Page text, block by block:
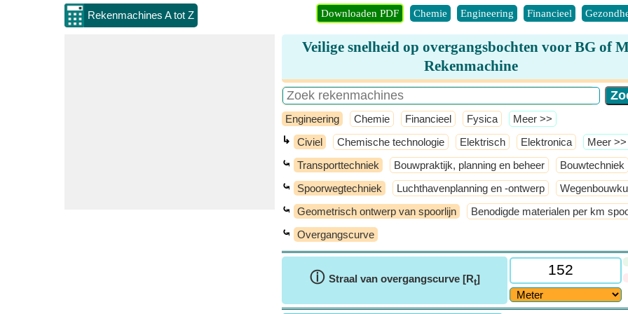
Rekenmachines A tot Z Downloaden PDF Chemie Engineering Financieel
Veilige snelheid op overgangsbochten voor BG of
Rekenmachine
Engineering Chemie Financieel Fysica ​Meer >>
↳ Civiel Chemische technologie Elektrisch Elektronica ​Meer >>
⤿ Transporttechniek Bouwpraktijk, planning en beheer Bouwtechniek
⤿ Spoorwegtechniek Luchthavenplanning en -ontwerp
⤿ Geometrisch ontwerp van spoorlijn Benodigde materialen per km
⤿ Overgangscurve
ⓘ Straal van overgangscurve [Rt]